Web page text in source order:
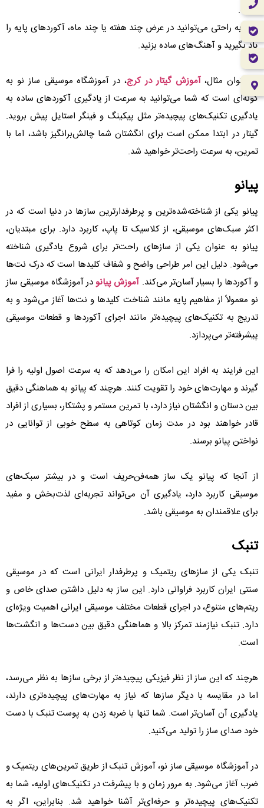
است.
شما به راحتی می‌توانید در عرض چند هفته یا چند ماه، آکوردهای پایه را
یاد بگیرید و آهنگ‌های ساده بزنید.
به عنوان مثال،آموزش گیتار در کرج، در آموزشگاه موسیقی ساز نو به
گونه‌ای است که شما می‌توانید به سرعت از یادگیری آکوردهای ساده به
یادگیری تکنیک‌های پیچیده‌تر مثل پیکینگ و فینگر استایل پیش بروید.
گیتار در ابتدا ممکن است برای انگشتان شما چالش‌برانگیز باشد، اما با
تمرین، به سرعت راحت‌تر خواهید شد.
پیانو
پیانو یکی از شناخته‌شده‌ترین و پرطرفدارترین سازها در دنیا است که در
اکثر سبک‌های موسیقی، از کلاسیک تا پاپ، کاربرد دارد. برای مبتدیان،
پیانو به عنوان یکی از سازهای راحت‌تر برای شروع یادگیری شناخته
می‌شود. دلیل این امر طراحی واضح و شفاف کلیدها است که درک نت‌ها
و آکوردها را بسیار آسان‌تر می‌کند. آموزش پیانودر آموزشگاه موسیقی ساز
نو معمولاً از مفاهیم پایه مانند شناخت کلیدها و نت‌ها آغاز می‌شود و به
تدریج به تکنیک‌های پیچیده‌تر مانند اجرای آکوردها و قطعات موسیقی
پیشرفته‌تر می‌پردازد.
این فرایند به افراد این امکان را می‌دهد که به سرعت اصول اولیه را فرا
گیرند و مهارت‌های خود را تقویت کنند. هرچند که پیانو به هماهنگی دقیق
بین دستان و انگشتان نیاز دارد، با تمرین مستمر و پشتکار، بسیاری از افراد
قادر خواهند بود در مدت زمان کوتاهی به سطح خوبی از توانایی در
نواختن پیانو برسند.
از آنجا که پیانو یک ساز همه‌فن‌حریف است و در بیشتر سبک‌های
موسیقی کاربرد دارد، یادگیری آن می‌تواند تجربه‌ای لذت‌بخش و مفید
برای علاقمندان به موسیقی باشد.
تنبک
تنبک یکی از سازهای ریتمیک و پرطرفدار ایرانی است که در موسیقی
سنتی ایران کاربرد فراوانی دارد. این ساز به دلیل داشتن صدای خاص و
ریتم‌های متنوع، در اجرای قطعات مختلف موسیقی ایرانی اهمیت ویژه‌ای
دارد. تنبک نیازمند تمرکز بالا و هماهنگی دقیق بین دست‌ها و انگشت‌ها
است.
هرچند که این ساز از نظر فیزیکی پیچیده‌تر از برخی سازها به نظر می‌رسد،
اما در مقایسه با دیگر سازها که نیاز به مهارت‌های پیچیده‌تری دارند،
یادگیری آن آسان‌تر است. شما تنها با ضربه زدن به پوست تنبک با دست
خود صدای ساز را تولید می‌کنید.
در آموزشگاه موسیقی ساز نو، آموزش تنبک از طریق تمرین‌های ریتمیک و
ضرب آغاز می‌شود. به مرور زمان و با پیشرفت در تکنیک‌های اولیه، شما به
تکنیک‌های پیچیده‌تر و حرفه‌ای‌تر آشنا خواهید شد. بنابراین، اگر به